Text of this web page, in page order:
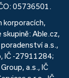
05736501.
korporacích,
Able.cz,
poradenství a.s.,
IČ -27911284;
a.s., IČ